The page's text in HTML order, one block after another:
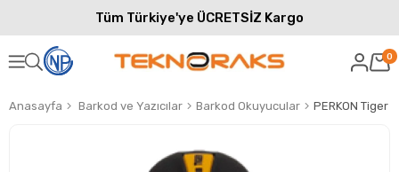
Tüm Türkiye'ye ÜCRETSİZ Kargo
0
Anasayfa Barkod ve Yazıcılar Barkod Okuyucular